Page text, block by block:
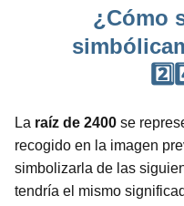
¿Cómo
La raíz de 2400 se
recogido en la imagen
simbolizarla de las
tendría el mismo